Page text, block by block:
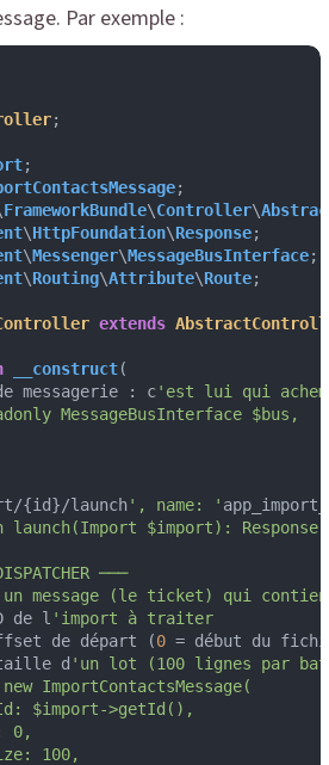
Par exemple :
;
FrameworkBundle\Controller\
\HttpFoundation\Response
\Messenger\MessageBusInterface
\Routing\Attribute\Route;
extends
__construct(
messagerie : c
'est lui qui
MessageBusInterface $bus,
{id}/launch', name: '
launch(Import $import): Response
───
message (le ticket) qui
de l 'import à traiter
de départ (0 = début du
d
'un lot (100 lignes par
ImportContactsMessage(
$import->getId(),
0,
100,